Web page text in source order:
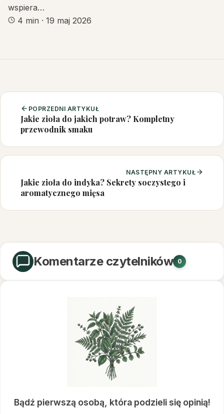
wspiera…
4 min · 19 maj 2026
POPRZEDNI ARTYKUŁ
Jakie zioła do jakich potraw? Kompletny
przewodnik smaku
NASTĘPNY ARTYKUŁ
Jakie zioła do indyka? Sekrety soczystego i
aromatycznego mięsa
Komentarze czytelników 0
Bądź pierwszą osobą, która podzieli się opinią!